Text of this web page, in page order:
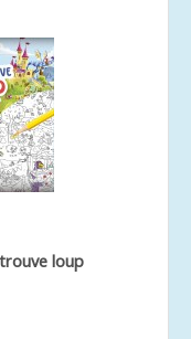
loup